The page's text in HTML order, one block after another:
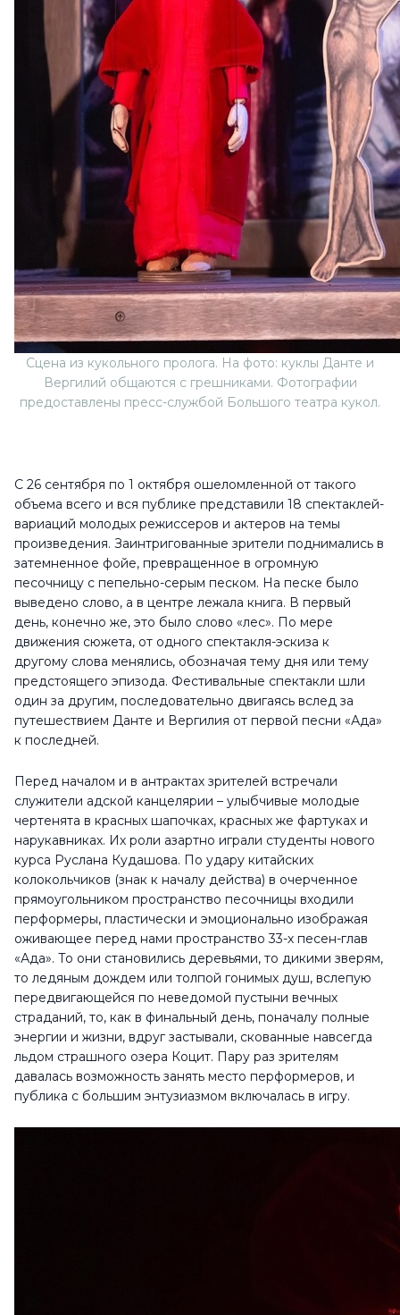
Сцена из кукольного пролога. На фото: куклы Данте и
Вергилий общаются с грешниками. Фотографии
предоставлены пресс-службой Большого театра кукол.
С 26 сентября по 1 октября ошеломленной от такого
объема всего и вся публике представили 18 спектаклей-
вариаций молодых режиссеров и актеров на темы
произведения. Заинтригованные зрители поднимались в
затемненное фойе, превращенное в огромную
песочницу с пепельно-серым песком. На песке было
выведено слово, а в центре лежала книга. В первый
день, конечно же, это было слово «лес». По мере
движения сюжета, от одного спектакля-эскиза к
другому слова менялись, обозначая тему дня или тему
предстоящего эпизода. Фестивальные спектакли шли
один за другим, последовательно двигаясь вслед за
путешествием Данте и Вергилия от первой песни «Ада»
к последней.
Перед началом и в антрактах зрителей встречали
служители адской канцелярии – улыбчивые молодые
чертенята в красных шапочках, красных же фартуках и
нарукавниках. Их роли азартно играли студенты нового
курса Руслана Кудашова. По удару китайских
колокольчиков (знак к началу действа) в очерченное
прямоугольником пространство песочницы входили
перформеры, пластически и эмоционально изображая
оживающее перед нами пространство 33-х песен-глав
«Ада». То они становились деревьями, то дикими зверям,
то ледяным дождем или толпой гонимых душ, вслепую
передвигающейся по неведомой пустыни вечных
страданий, то, как в финальный день, поначалу полные
энергии и жизни, вдруг застывали, скованные навсегда
льдом страшного озера Коцит. Пару раз зрителям
давалась возможность занять место перформеров, и
публика с большим энтузиазмом включалась в игру.